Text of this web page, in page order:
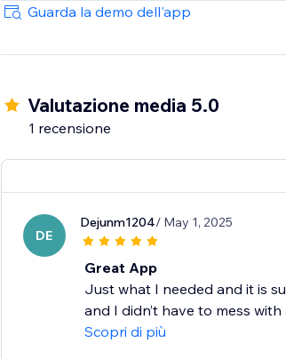
Guarda la demo dell'app
Valutazione media 5.0
1 recensione
DE
Dejunm1204/ May 1, 2025
Great App
Just what I needed and it is
and I didn’t have to mess
Scopri di più